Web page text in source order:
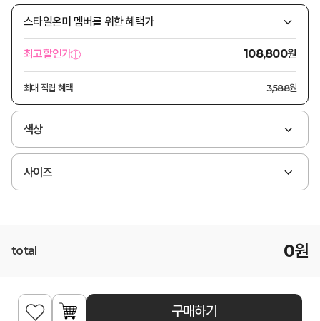
스타일온미 멤버를 위한 혜택가
최고할인가 108,800원
최대 적립 혜택 3,588원
색상
사이즈
total 0원
구매하기